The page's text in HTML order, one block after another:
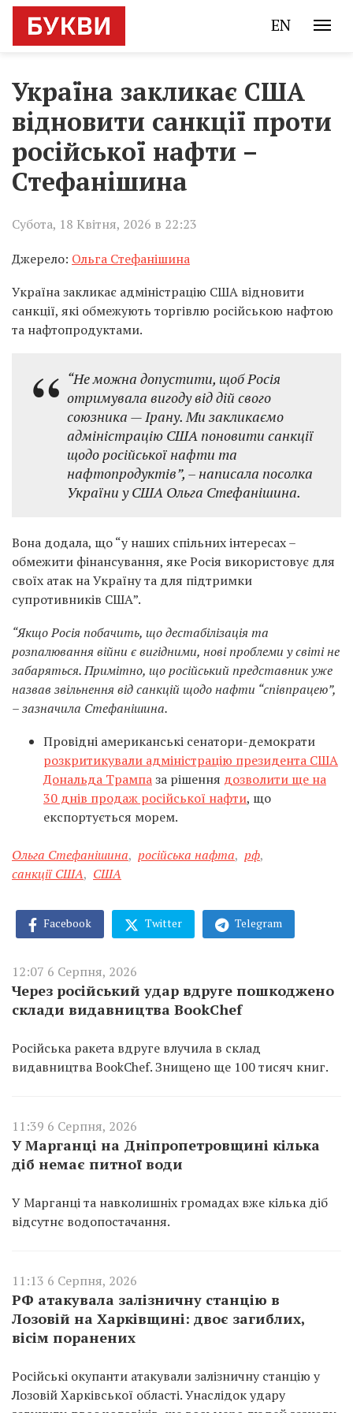
EN
Україна закликає США
відновити санкції проти
російської нафти –
Стефанішина
Субота, 18 Квітня, 2026 в 22:23
Джерело: Ольга Стефанішина
Україна закликає адміністрацію США відновити
санкції, які обмежують торгівлю російською нафтою
та нафтопродуктами.
“Не можна допустити, щоб Росія
отримувала вигоду від дій свого
союзника — Ірану. Ми закликаємо
адміністрацію США поновити санкції
щодо російської нафти та
нафтопродуктів”, – написала посолка
України у США Ольга Стефанішина.
Вона додала, що “у наших спільних інтересах –
обмежити фінансування, яке Росія використовує для
своїх атак на Україну та для підтримки
супротивників США”.
“Якщо Росія побачить, що дестабілізація та
розпалювання війни є вигідними, нові проблеми у світі не
забаряться. Примітно, що російський представник уже
назвав звільнення від санкцій щодо нафти “співпрацею”,
– зазначила Стефанішина.
Провідні американські сенатори-демократи
розкритикували адміністрацію президента США
Дональда Трампаза рішення дозволити ще на
30 днів продаж російської нафти, що
експортується морем.
Ольга Стефанішина, російська нафта, рф,
санкції США, США
Facebook Twitter Telegram
12:07 6 Серпня, 2026
Через російський удар вдруге пошкоджено
склади видавництва BookChef
Російська ракета вдруге влучила в склад
видавництва BookChef. Знищено ще 100 тисяч книг.
11:39 6 Серпня, 2026
У Марганці на Дніпропетровщині кілька
діб немає питної води
У Марганці та навколишніх громадах вже кілька діб
відсутнє водопостачання.
11:13 6 Серпня, 2026
РФ атакувала залізничну станцію в
Лозовій на Харківщині: двоє загиблих,
вісім поранених
Російські окупанти атакували залізничну станцію у
Лозовій Харківської області. Унаслідок удару